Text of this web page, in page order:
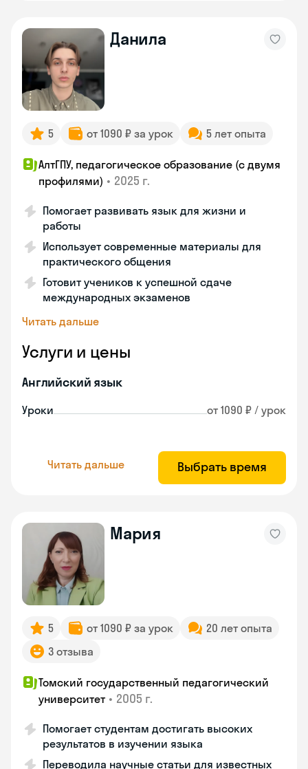
Данила
5 от 1090 ₽ за урок 5 лет опыта
АлтГПУ, педагогическое образование (с двумя
профилями) • 2025 г.
Помогает развивать язык для жизни и
работы
Использует современные материалы для
практического общения
Готовит учеников к успешной сдаче
международных экзаменов
Читать дальше
Услуги и цены
Английский язык
Уроки от 1090 ₽ / урок
Читать дальше Выбрать время
Мария
5 от 1090 ₽ за урок
20 лет опыта
3 отзыва
Томский государственный педагогический
университет • 2005 г.
Помогает студентам достигать высоких
результатов в изучении языка
Переводила научные статьи для известных